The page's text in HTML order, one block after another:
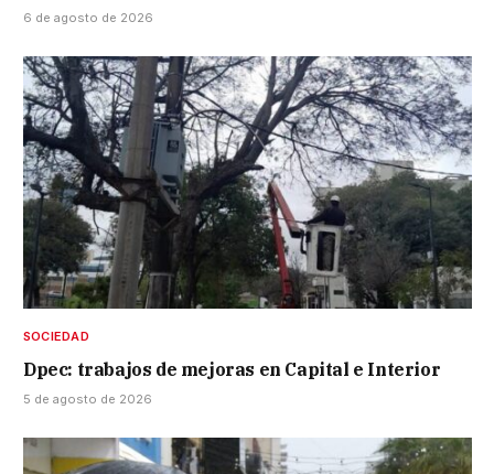
6 de agosto de 2026
SOCIEDAD
Dpec: trabajos de mejoras en Capital e Interior
5 de agosto de 2026